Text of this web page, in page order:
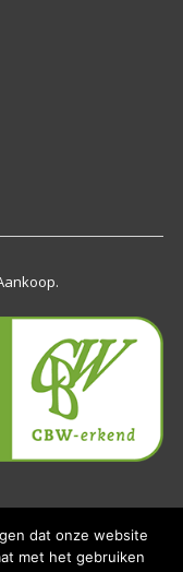
dat onze website
met het gebruiken